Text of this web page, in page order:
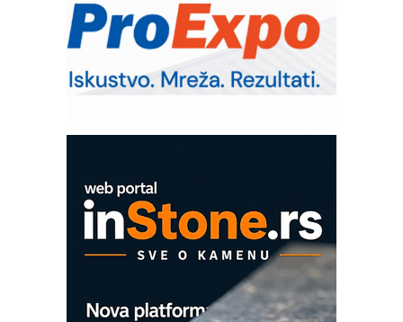
– Pametna signalizacija za efikasnije
upravljanje mašinama
Sigurnije ispitivanje transformatora u
solarnim elektranama i vetroparkovima
Pranje točkova na gradilištu- standard
Proizvodnja iC7 Hybrid 1500 VDC
COMBYPACK
EVOKS Maintenance Management
ROSA i SCHUNK podižu proizvodnju
Detekcija različitih oblika